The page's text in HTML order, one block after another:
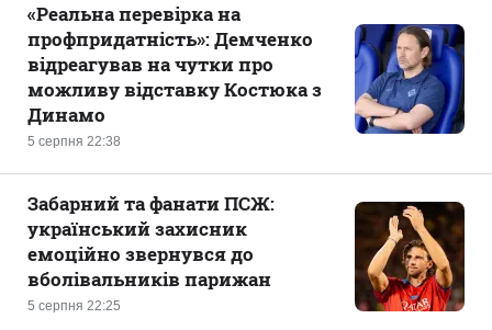
5 серпня 22:38
«Реальна перевірка на
профпридатність»: Демченко
відреагував на чутки про
можливу відставку Костюка з
Динамо
5 серпня 22:25
Забарний та фанати ПСЖ:
український захисник
емоційно звернувся до
вболівальників парижан